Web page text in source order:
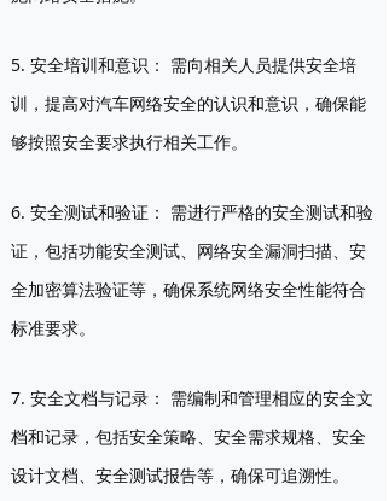
5. 安全培训和意识： 需向相关人员提供安全培
训，提高对汽车网络安全的认识和意识，确保能
够按照安全要求执行相关工作。
6. 安全测试和验证： 需进行严格的安全测试和验
证，包括功能安全测试、网络安全漏洞扫描、安
全加密算法验证等，确保系统网络安全性能符合
标准要求。
7. 安全文档与记录： 需编制和管理相应的安全文
档和记录，包括安全策略、安全需求规格、安全
设计文档、安全测试报告等，确保可追溯性。